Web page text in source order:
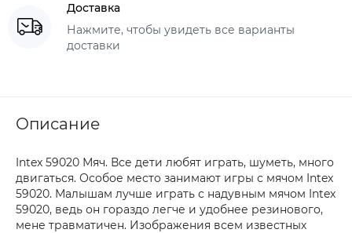
Доставка
Нажмите, чтобы увидеть все варианты
доставки
Описание
Intex 59020 Мяч. Все дети любят играть, шуметь, много
двигаться. Особое место занимают игры с мячом Intex
59020. Малышам лучше играть с надувным мячом Intex
59020, ведь он гораздо легче и удобнее резинового,
мене травматичен. Изображения всем известных